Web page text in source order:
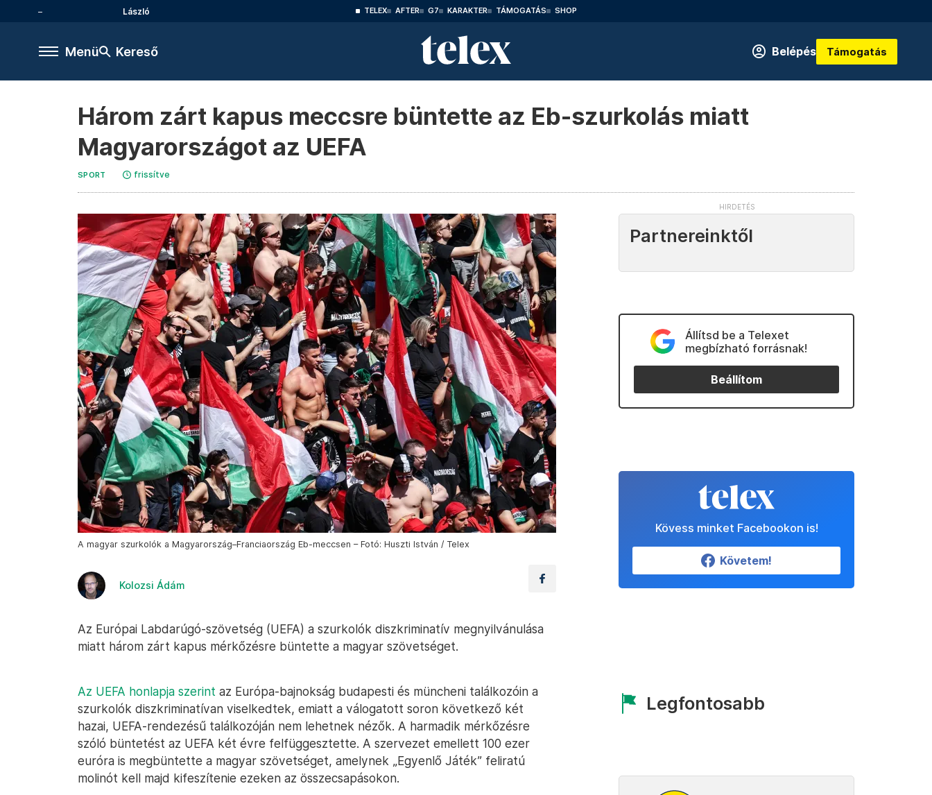
László TELEX AFTER G7 KARAKTER TÁMOGATÁS SHOP
Menü Kereső Belépés Támogatás
Három zárt kapus meccsre büntette az Eb-szurkolás miatt
Magyarországot az UEFA
SPORT frissítve
A magyar szurkolók a Magyarország–Franciaország Eb-meccsen – Fotó: Huszti István / Telex
Kolozsi Ádám
Az Európai Labdarúgó-szövetség (UEFA) a szurkolók diszkriminatív megnyilvánulása
miatt három zárt kapus mérkőzésre büntette a magyar szövetséget.
Az UEFA honlapja szerint az Európa-bajnokság budapesti és müncheni találkozóin a
szurkolók diszkriminatívan viselkedtek, emiatt a válogatott soron következő két
hazai, UEFA-rendezésű találkozóján nem lehetnek nézők. A harmadik mérkőzésre
szóló büntetést az UEFA két évre felfüggesztette. A szervezet emellett 100 ezer
euróra is megbüntette a magyar szövetséget, amelynek „Egyenlő Játék” feliratú
molinót kell majd kifeszítenie ezeken az összecsapásokon.
Partnereinktől
Állítsd be a Telexet
megbízható forrásnak!
Beállítom
Kövess minket Facebookon is!
Követem!
Legfontosabb